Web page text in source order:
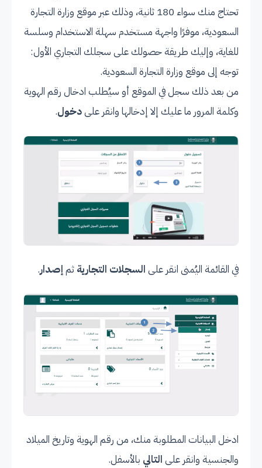
تحتاج منك سواء 180 ثانية، وذلك عبر موقع وزارة التجارة
السعودية، موفرًا واجهة مستخدم سهلة الاستخدام وسلسة
للغاية، وإليك طريقة حصولك على سجلك التجاري الأول:
توجه إلى موقع وزارة التجارة السعودية.
من بعد ذلك سجل في الموقع أو سيُطلب ادخال رقم الهوية
وكلمة المرور ما عليك إلا إدخالها وانقر علىدخول.
في القائمة اليُمنى انقر على السجلات التجارية ثمإصدار.
ادخل البيانات المطلوبة منك، من رقم الهوية وتاريخ الميلاد
والجنسية وانقر على التالي بالأسفل.